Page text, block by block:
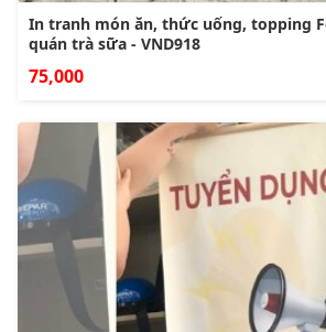
In tranh món ăn, thức uống, topping
quán trà sữa - VND918
75,000